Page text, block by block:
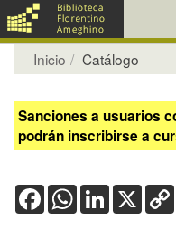
Inicio Catálogo
Sanciones a usuarios
podrán inscribirse a
FacebookWhatsApp
LinkedIn
X